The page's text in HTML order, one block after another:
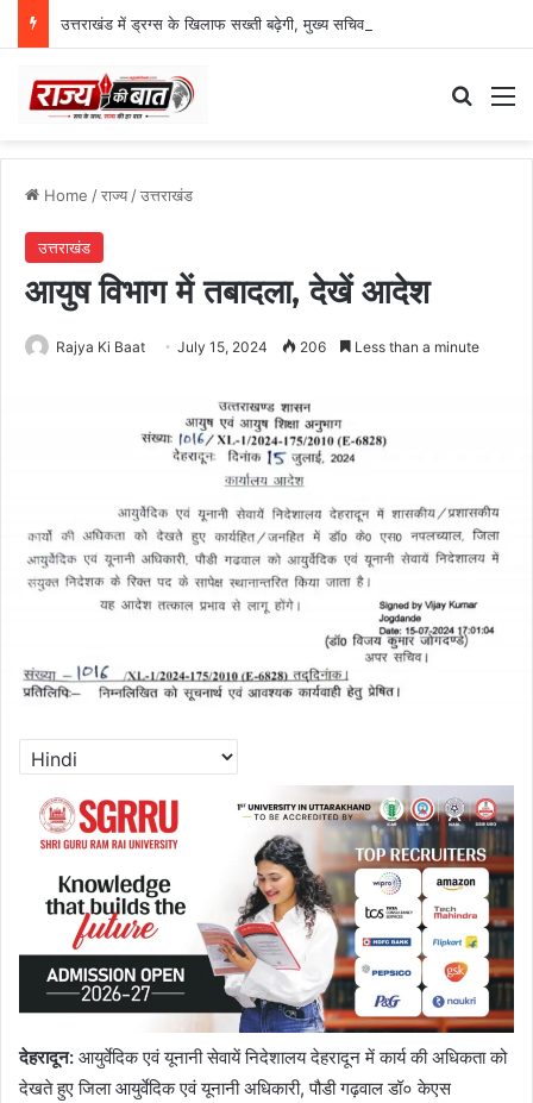
Home /राज्य/उत्तराखंड
उत्तराखंड
आयुष विभाग में तबादला, देखें आदेश
Rajya Ki Baat July 15, 2024 206 Less than a minute
देहरादून: आयुर्वेदिक एवं यूनानी सेवायें निदेशालय देहरादून में कार्य की अधिकता को
देखते हुए जिला आयुर्वेदिक एवं यूनानी अधिकारी, पौडी गढ़वाल डॉ० केएस